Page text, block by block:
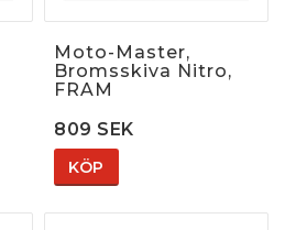
Moto-Master,
Bromsskiva Nitro,
FRAM
809 SEK
KÖP